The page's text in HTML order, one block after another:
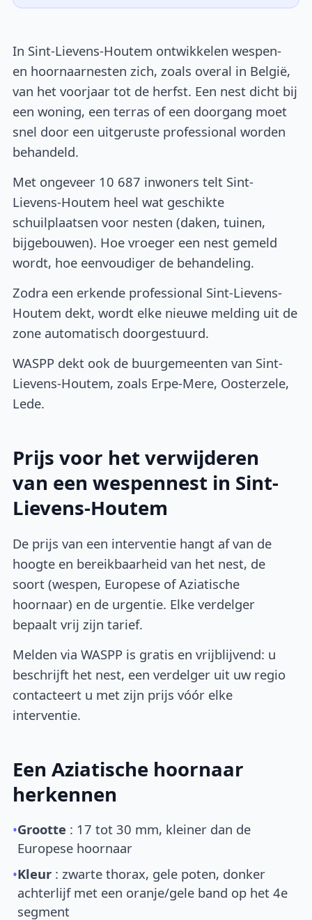
In Sint-Lievens-Houtem ontwikkelen wespen-
en hoornaarnesten zich, zoals overal in België,
van het voorjaar tot de herfst. Een nest dicht bij
een woning, een terras of een doorgang moet
snel door een uitgeruste professional worden
behandeld.
Met ongeveer 10 687 inwoners telt Sint-
Lievens-Houtem heel wat geschikte
schuilplaatsen voor nesten (daken, tuinen,
bijgebouwen). Hoe vroeger een nest gemeld
wordt, hoe eenvoudiger de behandeling.
Zodra een erkende professional Sint-Lievens-
Houtem dekt, wordt elke nieuwe melding uit de
zone automatisch doorgestuurd.
WASPP dekt ook de buurgemeenten van Sint-
Lievens-Houtem, zoals Erpe-Mere, Oosterzele,
Lede.
Prijs voor het verwijderen
van een wespennest in Sint-
Lievens-Houtem
De prijs van een interventie hangt af van de
hoogte en bereikbaarheid van het nest, de
soort (wespen, Europese of Aziatische
hoornaar) en de urgentie. Elke verdelger
bepaalt vrij zijn tarief.
Melden via WASPP is gratis en vrijblijvend: u
beschrijft het nest, een verdelger uit uw regio
contacteert u met zijn prijs vóór elke
interventie.
Een Aziatische hoornaar
herkennen
•Grootte : 17 tot 30 mm, kleiner dan de
Europese hoornaar
•Kleur : zwarte thorax, gele poten, donker
achterlijf met een oranje/gele band op het 4e
segment